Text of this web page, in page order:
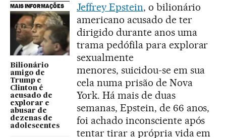
MAIS INFORMAÇÕES
Bilionário
amigo de
Trump e
Clinton é
acusado de
explorar e
abusar de
dezenas de
adolescentes
Jeffrey Epstein, o bilionário
americano acusado de ter
dirigido durante anos uma
trama pedófila para explorar
sexualmente
menores, suicidou-se em sua
cela numa prisão de Nova
York. Há mais de duas
semanas, Epstein, de 66 anos,
foi achado inconsciente após
tentar tirar a própria vida em